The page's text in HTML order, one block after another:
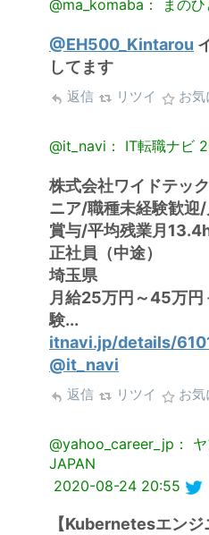
@ma_komaba： まのひ
@EH500_Kintarou
してます
返信 リツイ お気
@it_navi： IT転職ナビ
株式会社ワイドテッ
ニア/職種未経験歓
賞与/平均残業月
正社員（中途）
埼玉県
月給25万円～45万
験...
itnavi.jp/details/
@it_navi
返信 リツイ お気
@yahoo_career_jp：
JAPAN
2020-08-24 20:55
【Kubernetesエン